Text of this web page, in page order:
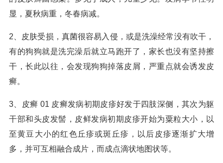
显，夏秋病重，冬春病减。
2、皮肤受损，真菌很容易入侵，或是洗澡经常没有吹干，
有的狗狗就是洗完澡后就立马跑开了，家长也没有坚持擦
干，长此以往，会发现狗狗掉落皮屑，严重点就会诱发皮
癣。
3、皮癣 01 皮癣发病初期皮疹好发于四肢深侧，其次为躯
干部和头皮发髻，皮鲜发病初期皮疹开始为粟粒大小，以
至黄豆大小的红色丘疹或斑丘疹，以后皮疹逐渐扩大增
多，并可互相融合成片，而成点滴状地图状等。